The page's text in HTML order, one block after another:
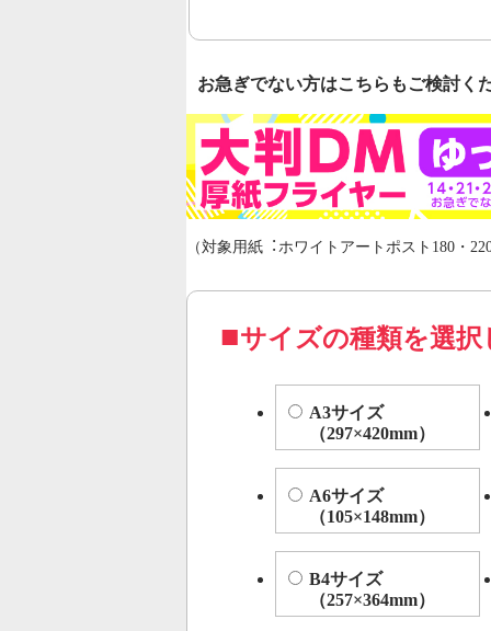
お急ぎでない方はこちらもご検討く
（対象用紙︓ホワイトアートポスト180・
サイズの種類を選
A3サイズ
（297×420mm）
A6サイズ
（105×148mm）
B4サイズ
（257×364mm）